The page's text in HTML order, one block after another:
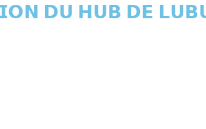
𝗗𝗨 𝗛𝗨𝗕 𝗗𝗘